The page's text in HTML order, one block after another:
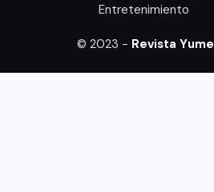
Entretenimiento
© 2023 - Revista Yume